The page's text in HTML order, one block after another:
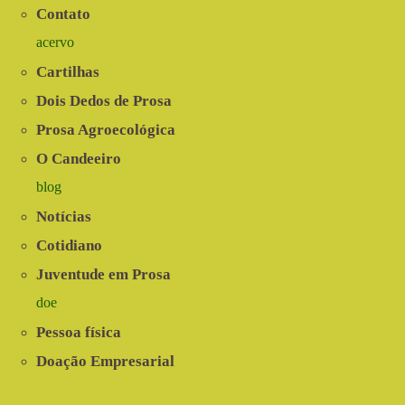
Contato
acervo
Cartilhas
Dois Dedos de Prosa
Prosa Agroecológica
O Candeeiro
blog
Notícias
Cotidiano
Juventude em Prosa
doe
Pessoa física
Doação Empresarial